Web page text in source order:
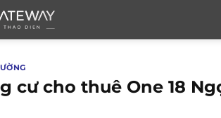
cư cho thuê One 18